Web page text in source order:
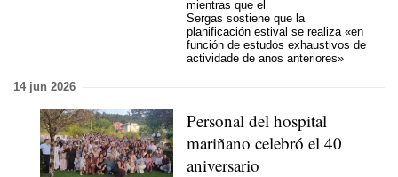
mientras que el
Sergas sostiene que la
planificación estival se realiza «en
función de estudos exhaustivos de
actividade de anos anteriores»
14 jun 2026
Personal del hospital
mariñano celebró el 40
aniversario